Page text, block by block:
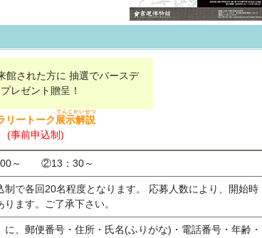
方に 抽選でバースデ
レゼント贈呈！
リートーク 展示解説
てんじかいせつ
(事前申込制)
7日(日) ①10：00～ ②13：30～
程度となります。 応募人数により、開始時
ます。ご了承下さい。
、郵便番号・住所・氏名(ふりがな)・電話番号・年齢・